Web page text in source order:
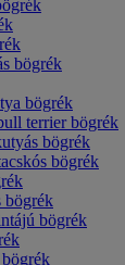
bögrék
bögrék
terrier bögrék
bögrék
bögrék
bögrék
bögrék